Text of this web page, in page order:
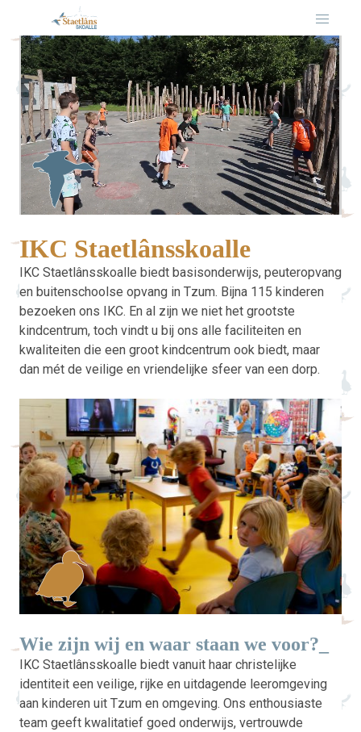
IKC Staetlânsskoalle
IKC Staetlânsskoalle biedt basisonderwijs, peuteropvang
en buitenschoolse opvang in Tzum. Bijna 115 kinderen
bezoeken ons IKC. En al zijn we niet het grootste
kindcentrum, toch vindt u bij ons alle faciliteiten en
kwaliteiten die een groot kindcentrum ook biedt, maar
dan mét de veilige en vriendelijke sfeer van een dorp.
Wie zijn wij en waar staan we voor?_
IKC Staetlânsskoalle biedt vanuit haar christelijke
identiteit een veilige, rijke en uitdagende leeromgeving
aan kinderen uit Tzum en omgeving. Ons enthousiaste
team geeft kwalitatief goed onderwijs, vertrouwde